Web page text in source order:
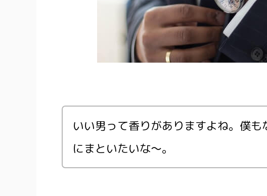
いい男って香りがありますよね。僕
にまといたいな～。